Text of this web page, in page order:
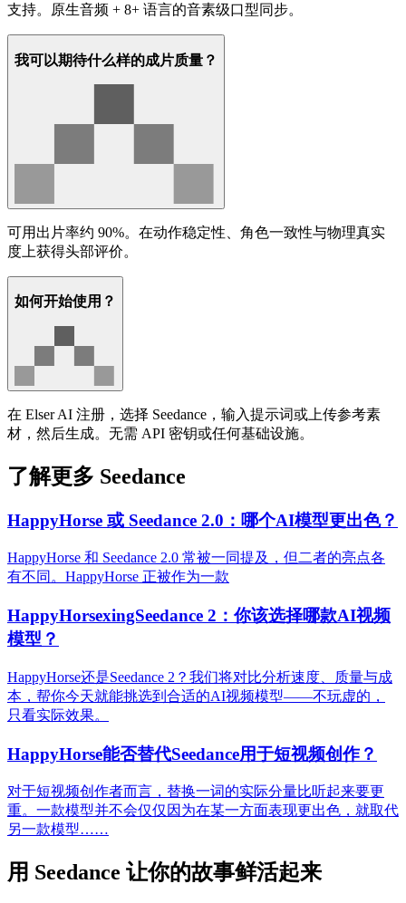
支持。原生音频 + 8+ 语言的音素级口型同步。
我可以期待什么样的成片质量？
可用出片率约 90%。在动作稳定性、角色一致性与物理真实
度上获得头部评价。
如何开始使用？
在 Elser AI 注册，选择 Seedance，输入提示词或上传参考素
材，然后生成。无需 API 密钥或任何基础设施。
了解更多 Seedance
HappyHorse 或 Seedance 2.0：哪个AI模型更出色？
HappyHorse 和 Seedance 2.0 常被一同提及，但二者的亮点各
有不同。HappyHorse 正被作为一款
HappyHorsexingSeedance 2：你该选择哪款AI视频
模型？
HappyHorse还是Seedance 2？我们将对比分析速度、质量与成
本，帮你今天就能挑选到合适的AI视频模型——不玩虚的，
只看实际效果。
HappyHorse能否替代Seedance用于短视频创作？
对于短视频创作者而言，替换一词的实际分量比听起来要更
重。一款模型并不会仅仅因为在某一方面表现更出色，就取代
另一款模型……
用 Seedance 让你的故事鲜活起来